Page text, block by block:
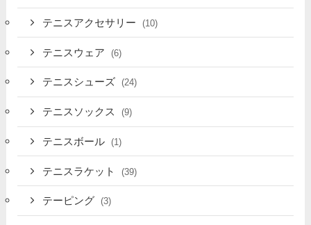
テニスアクセサリー (10)
テニスウェア (6)
テニスシューズ (24)
テニスソックス (9)
テニスボール (1)
テニスラケット (39)
テーピング (3)